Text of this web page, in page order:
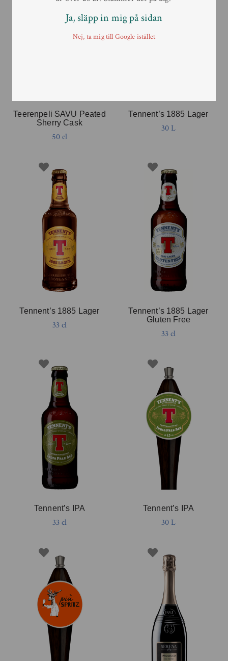
Teerenpeli SAVU Peated
Sherry Cask
50 cl
Tennent’s 1885 Lager
30 L
Tennent’s 1885 Lager
33 cl
Tennent’s 1885 Lager
Gluten Free
33 cl
Tennent’s IPA
33 cl
Tennent’s IPA
30 L
Ja, släpp in mig på sidan
Nej, ta mig till Google istället